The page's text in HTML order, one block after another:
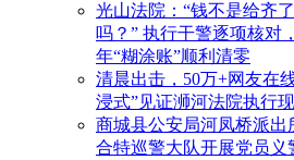
光山法院：“钱不是给齐了
吗？” 执行干警逐项核对
年“糊涂账”顺利清零
清晨出击，50万+网友在
浸式”见证浉河法院执行现
商城县公安局河凤桥派出
合特巡警大队开展党员义